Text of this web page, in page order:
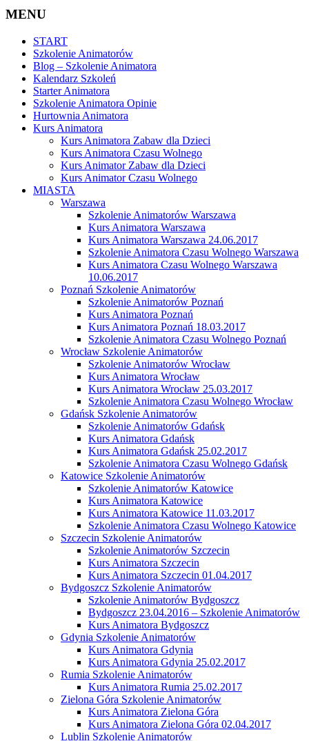
MENU
START
Szkolenie Animatorów
Blog – Szkolenie Animatora
Kalendarz Szkoleń
Starter Animatora
Szkolenie Animatora Opinie
Hurtownia Animatora
Kurs Animatora
Kurs Animatora Zabaw dla Dzieci
Kurs Animatora Czasu Wolnego
Kurs Animator Zabaw dla Dzieci
Kurs Animator Czasu Wolnego
MIASTA
Warszawa
Szkolenie Animatorów Warszawa
Kurs Animatora Warszawa
Kurs Animatora Warszawa 24.06.2017
Szkolenie Animatora Czasu Wolnego Warszawa
Kurs Animatora Czasu Wolnego Warszawa
10.06.2017
Poznań Szkolenie Animatorów
Szkolenie Animatorów Poznań
Kurs Animatora Poznań
Kurs Animatora Poznań 18.03.2017
Szkolenie Animatora Czasu Wolnego Poznań
Wrocław Szkolenie Animatorów
Szkolenie Animatorów Wrocław
Kurs Animatora Wrocław
Kurs Animatora Wrocław 25.03.2017
Szkolenie Animatora Czasu Wolnego Wrocław
Gdańsk Szkolenie Animatorów
Szkolenie Animatorów Gdańsk
Kurs Animatora Gdańsk
Kurs Animatora Gdańsk 25.02.2017
Szkolenie Animatora Czasu Wolnego Gdańsk
Katowice Szkolenie Animatorów
Szkolenie Animatorów Katowice
Kurs Animatora Katowice
Kurs Animatora Katowice 11.03.2017
Szkolenie Animatora Czasu Wolnego Katowice
Szczecin Szkolenie Animatorów
Szkolenie Animatorów Szczecin
Kurs Animatora Szczecin
Kurs Animatora Szczecin 01.04.2017
Bydgoszcz Szkolenie Animatorów
Szkolenie Animatorów Bydgoszcz
Bydgoszcz 23.04.2016 – Szkolenie Animatorów
Kurs Animatora Bydgoszcz
Gdynia Szkolenie Animatorów
Kurs Animatora Gdynia
Kurs Animatora Gdynia 25.02.2017
Rumia Szkolenie Animatorów
Kurs Animatora Rumia 25.02.2017
Zielona Góra Szkolenie Animatorów
Kurs Animatora Zielona Góra
Kurs Animatora Zielona Góra 02.04.2017
Lublin Szkolenie Animatorów